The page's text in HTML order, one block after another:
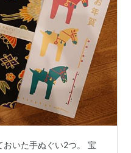
いた手ぬぐい2つ。 宝